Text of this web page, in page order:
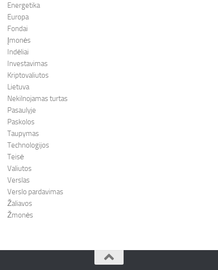
Energetika
Europa
Fondai
Įmonės
Indėliai
Investavimas
Kriptovaliutos
Lietuva
Nekilnojamas turtas
Pasaulyje
Paskolos
Taupymas
Technologijos
Teisė
Valiutos
Verslas
Verslo pardavimas
Žaliavos
Žmonės